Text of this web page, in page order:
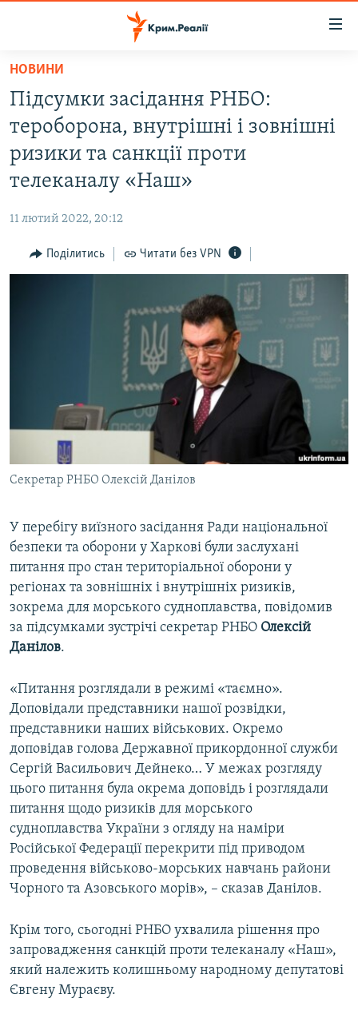
Перейти
основного
матеріалу
Перейти
до
основної
Перейти
пошуку
ВОДА.КРИМ
ВІДЕО ТА ФОТО
ІНТЕРВ'Ю
ВІДЕОУРОКИ «ELIFBE»
СВІДЧЕННЯ ОКУПАЦІЇ
УКРАЇНСЬКА ПРОБЛЕМА КРИМУ
ІНФОГРАФІКА
ЯК ОБІЙТИ БЛОКУВАННЯ
Qırımtatar
ДОЛУЧАЙСЯ!
Усі сайти RFE/RL
НОВИНИ
Підсумки засідання РНБО:
тероборона, внутрішні і зовнішні
ризики та санкції проти
телеканалу «Наш»
11 лютий 2022, 20:12
Поділитись Читати без VPN
Секретар РНБО Олексій Данілов
У перебігу виїзного засідання Ради національної
безпеки та оборони у Харкові були заслухані
питання про стан територіальної оборони у
регіонах та зовнішніх і внутрішніх ризиків,
зокрема для морського судноплавства, повідомив
за підсумками зустрічі секретар РНБО Олексій
Данілов.
«Питання розглядали в режимі «таємно».
Доповідали представники нашої розвідки,
представники наших військових. Окремо
доповідав голова Державної прикордонної служби
Сергій Васильович Дейнеко… У межах розгляду
цього питання була окрема доповідь і розглядали
питання щодо ризиків для морського
судноплавства України з огляду на наміри
Російської Федерації перекрити під приводом
проведення військово-морських навчань райони
Чорного та Азовського морів», – сказав Данілов.
Крім того, сьогодні РНБО ухвалила рішення про
запровадження санкцій проти телеканалу «Наш»,
який належить колишньому народному депутатові
Євгену Мураєву.